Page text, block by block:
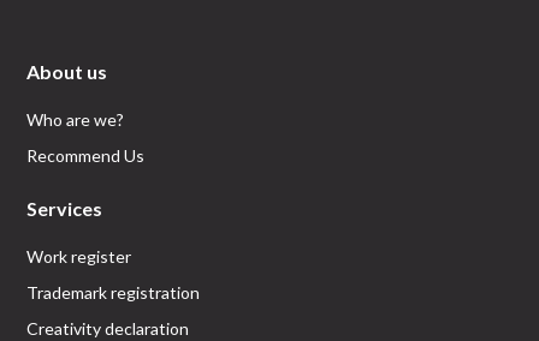
About us
Who are we?
Recommend Us
Services
Work register
Trademark registration
Creativity declaration